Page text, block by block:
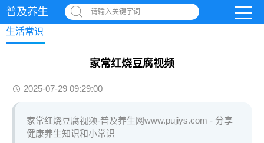
普及养生 请输入关键字词
生活常识
家常红烧豆腐视频
2025-07-29 09:29:00
家常红烧豆腐视频-普及养生网www.pujiys.com - 分享
健康养生知识和小常识